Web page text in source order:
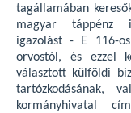
tagállamában
magyar táppénz
igazolást - E 116-
orvostól, és ezzel
választott külföldi
tartózkodásának,
kormányhivatal